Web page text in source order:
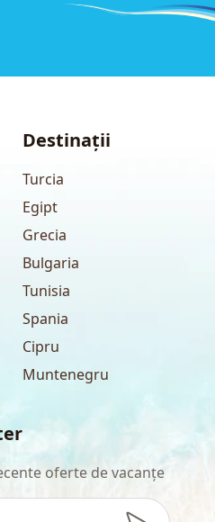
Destinații
Turcia
Egipt
Grecia
Bulgaria
Tunisia
Spania
Cipru
Muntenegru
oferte de vacanțe